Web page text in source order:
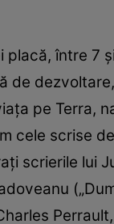
între 7
de
pe Terra,
cele scrise
scrierile lui